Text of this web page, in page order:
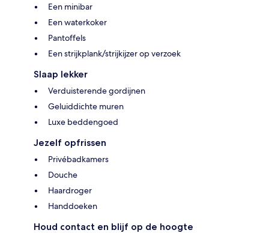
Een minibar
Een waterkoker
Pantoffels
Een strijkplank/strijkijzer op verzoek
Slaap lekker
Verduisterende gordijnen
Geluiddichte muren
Luxe beddengoed
Jezelf opfrissen
Privébadkamers
Douche
Haardroger
Handdoeken
Houd contact en blijf op de hoogte